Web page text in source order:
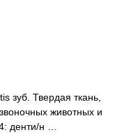
зуб. Твердая ткань,
животных и
денти/н …